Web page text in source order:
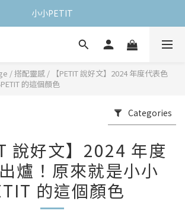
小小PETIT
/搭配靈感 /
【PETIT 說好文】2024 年度代表色
的這個顏色
Categories
說好文】2024 年度
爐！原來就是小小
的這個顏色